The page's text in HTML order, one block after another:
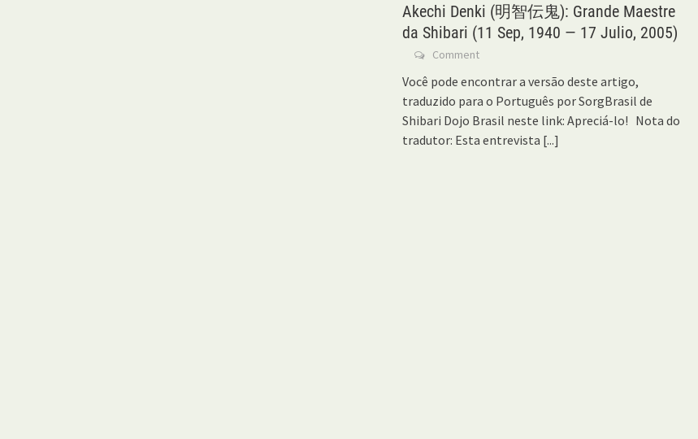
Akechi Denki (明智伝鬼): Grande Maestre
da Shibari (11 Sep, 1940 — 17 Julio, 2005)
Comment
Você pode encontrar a versão deste artigo,
traduzido para o Português por SorgBrasil de
Shibari Dojo Brasil neste link: Apreciá-lo! Nota do
tradutor: Esta entrevista [...]